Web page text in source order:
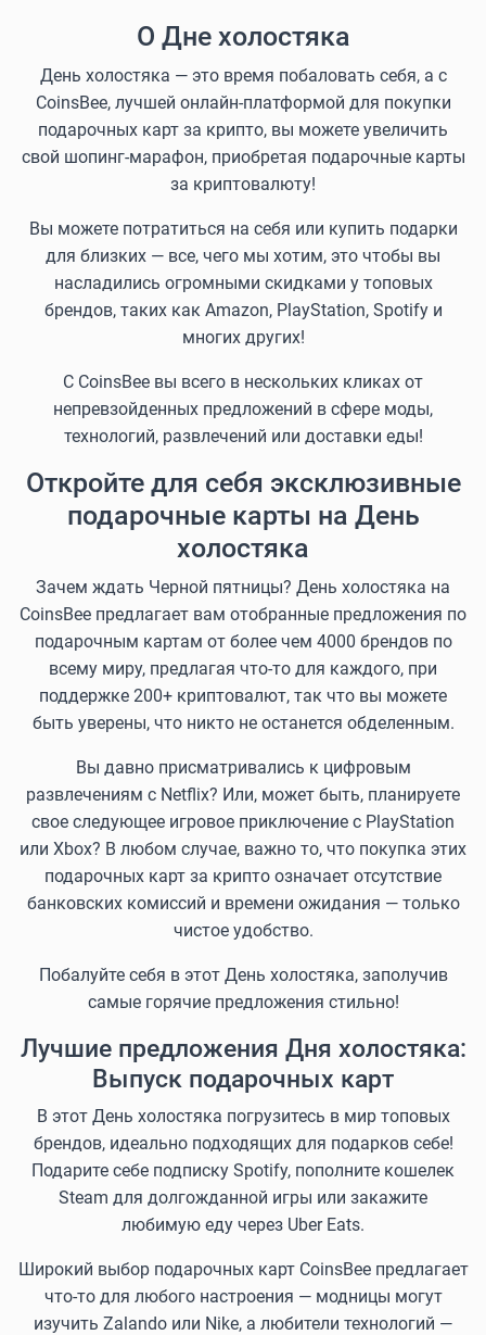
О Дне холостяка
День холостяка — это время побаловать себя, а с
CoinsBee, лучшей онлайн-платформой для покупки
подарочных карт за крипто, вы можете увеличить
свой шопинг-марафон, приобретая подарочные карты
за криптовалюту!
Вы можете потратиться на себя или купить подарки
для близких — все, чего мы хотим, это чтобы вы
насладились огромными скидками у топовых
брендов, таких как Amazon, PlayStation, Spotify и
многих других!
С CoinsBee вы всего в нескольких кликах от
непревзойденных предложений в сфере моды,
технологий, развлечений или доставки еды!
Откройте для себя эксклюзивные
подарочные карты на День
холостяка
Зачем ждать Черной пятницы? День холостяка на
CoinsBee предлагает вам отобранные предложения по
подарочным картам от более чем 4000 брендов по
всему миру, предлагая что-то для каждого, при
поддержке 200+ криптовалют, так что вы можете
быть уверены, что никто не останется обделенным.
Вы давно присматривались к цифровым
развлечениям с Netflix? Или, может быть, планируете
свое следующее игровое приключение с PlayStation
или Xbox? В любом случае, важно то, что покупка этих
подарочных карт за крипто означает отсутствие
банковских комиссий и времени ожидания — только
чистое удобство.
Побалуйте себя в этот День холостяка, заполучив
самые горячие предложения стильно!
Лучшие предложения Дня холостяка:
Выпуск подарочных карт
В этот День холостяка погрузитесь в мир топовых
брендов, идеально подходящих для подарков себе!
Подарите себе подписку Spotify, пополните кошелек
Steam для долгожданной игры или закажите
любимую еду через Uber Eats.
Широкий выбор подарочных карт CoinsBee предлагает
что-то для любого настроения — модницы могут
изучить Zalando или Nike, а любители технологий —